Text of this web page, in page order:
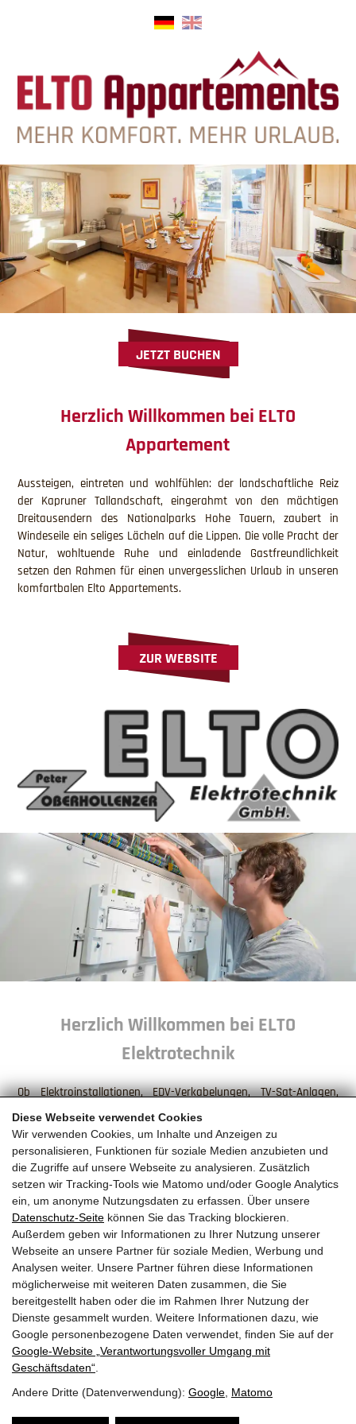
Diese Webseite verwendet Cookies
Wir verwenden Cookies, um Inhalte und Anzeigen zu
personalisieren, Funktionen für soziale Medien anzubieten und
die Zugriffe auf unsere Webseite zu analysieren. Zusätzlich
setzen wir Tracking-Tools wie Matomo und/oder Google Analytics
ein, um anonyme Nutzungsdaten zu erfassen. Über unsere
Datenschutz-Seite können Sie das Tracking blockieren.
Außerdem geben wir Informationen zu Ihrer Nutzung unserer
Webseite an unsere Partner für soziale Medien, Werbung und
Analysen weiter. Unsere Partner führen diese Informationen
möglicherweise mit weiteren Daten zusammen, die Sie
bereitgestellt haben oder die im Rahmen Ihrer Nutzung der
Dienste gesammelt wurden. Weitere Informationen dazu, wie
Google personenbezogene Daten verwendet, finden Sie auf der
Google‑Website „Verantwortungsvoller Umgang mit
Geschäftsdaten“
Andere Dritte (Datenverwendung): Google Matomo
JETZT BUCHEN
Herzlich Willkommen bei ELTO
Appartement
Aussteigen, eintreten und wohlfühlen: der landschaftliche Reiz
der Kapruner Tallandschaft, eingerahmt von den mächtigen
Dreitausendern des Nationalparks Hohe Tauern, zaubert in
Windeseile ein seliges Lächeln auf die Lippen. Die volle Pracht der
Natur, wohltuende Ruhe und einladende Gastfreundlichkeit
setzen den Rahmen für einen unvergesslichen Urlaub in unseren
komfartbalen Elto Appartements.
ZUR WEBSITE
Herzlich Willkommen bei ELTO
Elektrotechnik
Ob Elektroinstallationen, EDV-Verkabelungen, TV-Sat-Anlagen,
Elektrohandel, Leasing Personal, Projektierung, Blitzschutz oder
Brandschutz - wir sind Ihr Ansprechpartner in allen
elektrotechnischen Belangen. Dabei legen wir stets großen Wert
auf ein Höchstmaß an Qualität und Erfahrung. Seid rund 20
Jahren profitieren unsere Privat- und Gewerbekunden von
unserer Kompetenz und unserem Know-How.
ZUR WEBSITE
ELTO Appartements & ELTO Elektrotechnik Oberhollenzer GmbH